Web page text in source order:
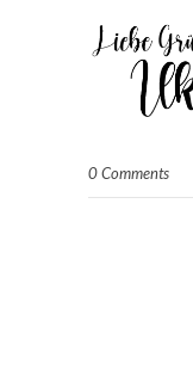
0 Comments